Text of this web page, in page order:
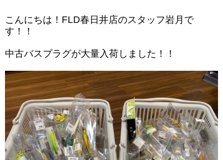
こんにちは！FLD春日井店のスタッフ岩月で
す！！
中古バスプラグが大量入荷しました！！